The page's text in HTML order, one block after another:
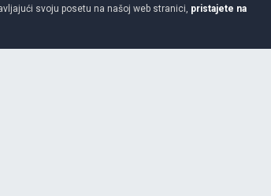
svoju posetu na našoj web stranici, pristajete na